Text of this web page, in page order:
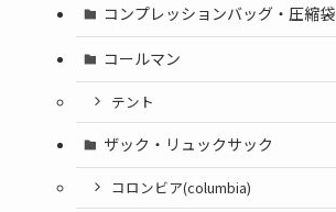
コンプレッションバッグ・圧縮袋
コールマン
テント
ザック・リュックサック
コロンビア(columbia)